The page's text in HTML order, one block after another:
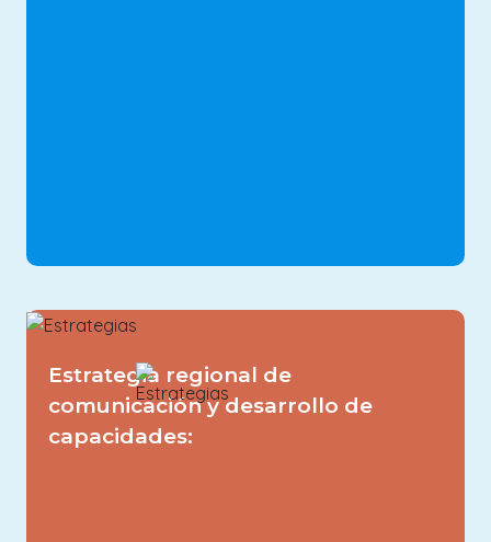
Image
Estrategia regional de
comunicación y desarrollo de
capacidades:
Las principales partes interesadas son
conscientes de la importancia de los
Blue 5, integran los conocimientos